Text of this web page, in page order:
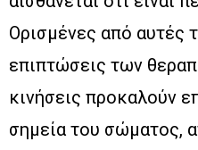
Ορισμένες από αυτές
επιπτώσεις των
κινήσεις προκαλούν
σημεία του σώματος,